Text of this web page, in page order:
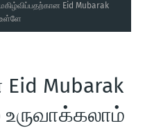
Eid Mubarak
Mubarak